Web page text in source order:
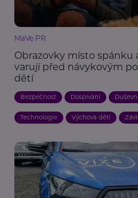
MaVe PR
Obrazovky místo spánku
varují před návykovým
dětí
Bezpečnost Dospívání
Technologie Výchova dětí